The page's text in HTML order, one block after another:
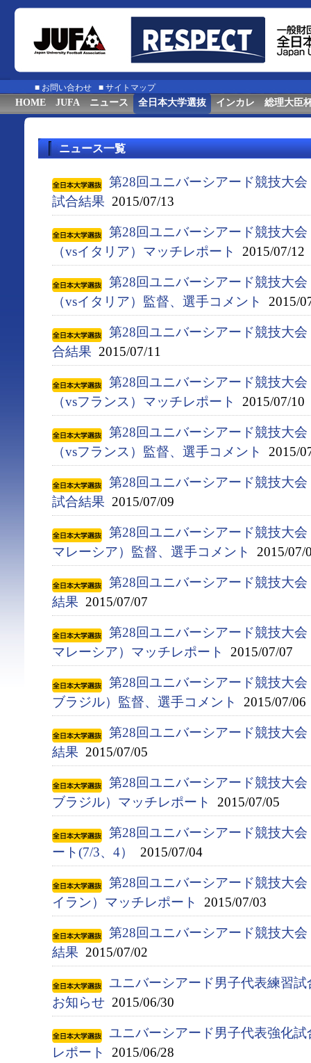
■ お問い合わせ ■ サイトマップ
HOME JUFA ニュース 全日本大学選抜 インカレ 総理大臣
ニュース一覧
第28回ユニバーシアード競技大
試合結果 2015/07/13
第28回ユニバーシアード競技大
（vsイタリア）マッチレポート
2015/07/12
第28回ユニバーシアード競技大
（vsイタリア）監督、選手コメント
2015/
第28回ユニバーシアード競技大
合結果 2015/07/11
第28回ユニバーシアード競技大
（vsフランス）マッチレポート
2015/07/10
第28回ユニバーシアード競技大
（vsフランス）監督、選手コメント
2015/
第28回ユニバーシアード競技大
試合結果 2015/07/09
第28回ユニバーシアード競技大
マレーシア）監督、選手コメント
2015/07/
第28回ユニバーシアード競技大
結果 2015/07/07
第28回ユニバーシアード競技大
マレーシア）マッチレポート
2015/07/07
第28回ユニバーシアード競技大
ブラジル）監督、選手コメント
2015/07/06
第28回ユニバーシアード競技大
結果 2015/07/05
第28回ユニバーシアード競技大
ブラジル）マッチレポート
2015/07/05
第28回ユニバーシアード競技大
ート(7/3、4）
2015/07/04
第28回ユニバーシアード競技大
イラン）マッチレポート
2015/07/03
第28回ユニバーシアード競技大
結果 2015/07/02
ユニバーシアード男子代表練習
お知らせ 2015/06/30
ユニバーシアード男子代表強化
レポート
2015/06/28